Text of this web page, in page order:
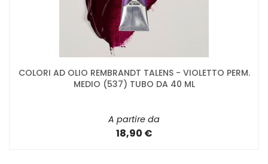
COLORI AD OLIO REMBRANDT TALENS - VIOLETTO PERM.
MEDIO (537) TUBO DA 40 ML
A partire da
18,90 €